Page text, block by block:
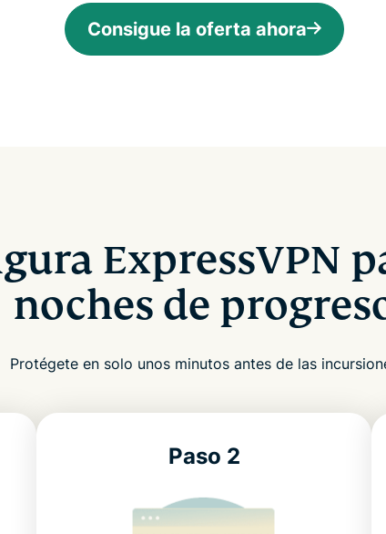
Consigue la oferta ahora
ExpressVPN
noches de
Protégete en solo unos minutos antes de las
Paso 2